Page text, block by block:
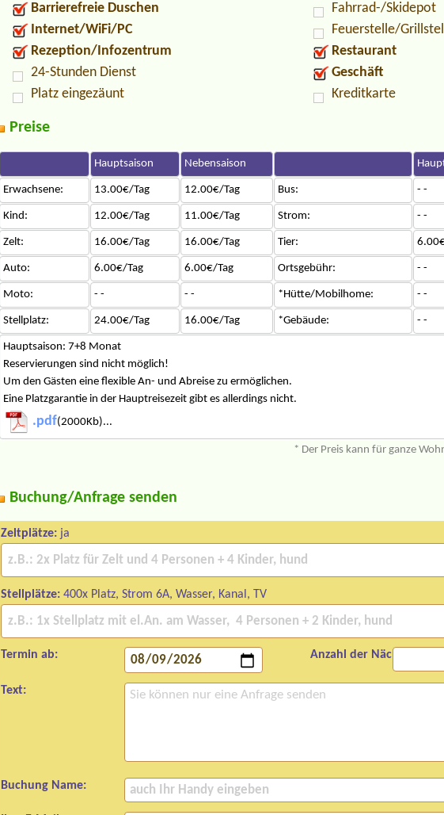
Barrierefreie Duschen
Internet/WiFi/PC
Rezeption/Infozentrum
24-Stunden Dienst
Platz eingezäunt
Fahrrad-/Skidepot
Feuerstelle/
Restaurant
Geschäft
Kreditkarte
Preise
Hauptsaison Nebensaison
Erwachsene: 13.00€/Tag 12.00€/Tag Bus: - -
Kind: 12.00€/Tag 11.00€/Tag Strom: - -
Zelt: 16.00€/Tag 16.00€/Tag Tier:
Auto: 6.00€/Tag 6.00€/Tag Ortsgebühr: - -
Moto: - - - - *Hütte/Mobilhome: - -
Stellplatz: 24.00€/Tag 16.00€/Tag *Gebäude: - -
Hauptsaison: 7+8 Monat
Reservierungen sind nicht möglich!
Um den Gästen eine flexible An- und Abreise zu ermöglichen.
Eine Platzgarantie in der Hauptreisezeit gibt es allerdings nicht.
.pdf(2000Kb)...
* Der Preis kann für ganze
Buchung/Anfrage senden
Zeltplätze: ja
Stellplätze: 400x Platz, Strom 6A, Wasser, Kanal, TV
Termin ab: Anzahl der Nächte:
Text:
Buchung Name: